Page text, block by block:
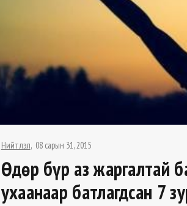
Нийтлэл 08 сарын 31, 2015
Өдөр бүр аз жаргалтай
ухаанаар батлагдсан 7